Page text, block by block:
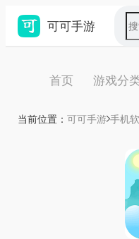
可可手游
首页 游戏分
当前位置： 可可手游 手机